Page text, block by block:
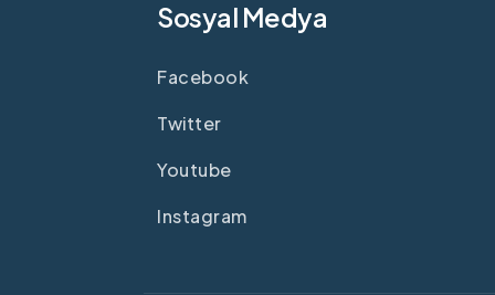
Sosyal Medya
Facebook
Twitter
Youtube
Instagram